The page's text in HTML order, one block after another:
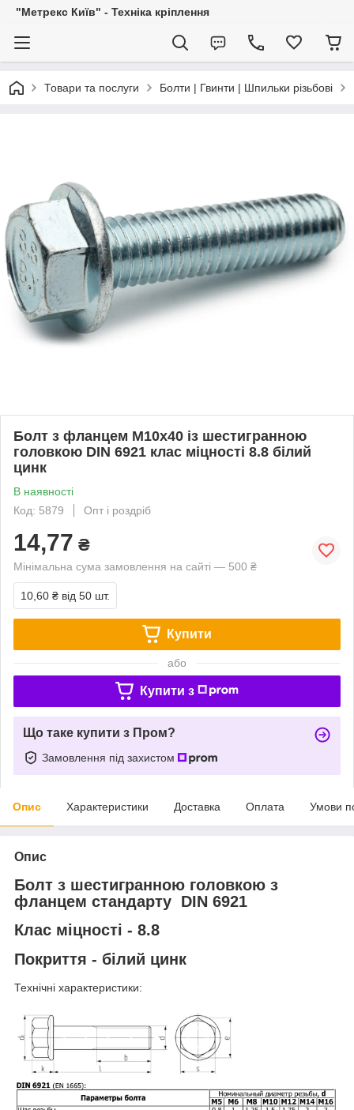
"Метрекс Київ" - Техніка кріплення
Товари та послуги Болти | Гвинти | Шпильки різьбові
Болт з фланцем М10х40 із шестигранною
головкою DIN 6921 клас міцності 8.8 білий
цинк
В наявності
Код: 5879
Опт і роздріб
14,77 ₴
Мінімальна сума замовлення на сайті — 500 ₴
10,60 ₴ від 50 шт.
Купити
або
Купити з
Що таке купити з Пром?
Замовлення під захистом
Опис Характеристики Доставка Оплата Умови
Опис
Болт з шестигранною головкою з
фланцем стандарту DIN 6921
Клас міцності - 8.8
Покриття - білий цинк
Технічні характеристики: